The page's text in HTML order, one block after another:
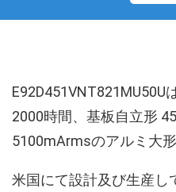
2000時間、基板自立形
5100mArmsのアルミ大
米国にて設計及び生産し